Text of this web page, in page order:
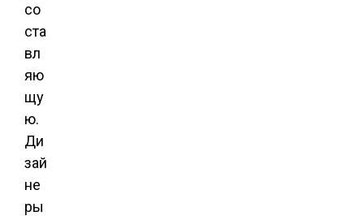
со
ста
вл
яю
щу
ю.
Ди
зай
не
ры